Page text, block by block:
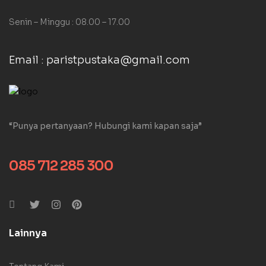
Senin – Minggu : 08.00 – 17.00
Email : paristpustaka@gmail.com
“Punya pertanyaan? Hubungi kami kapan saja”
085 712 285 300
Lainnya